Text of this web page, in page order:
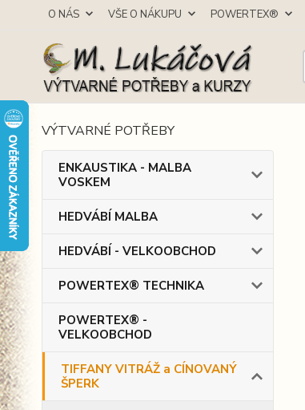
O NÁS VŠE O NÁKUPU POWERTEX®
VÝTVARNÉ POTŘEBY
ENKAUSTIKA - MALBA
VOSKEM
HEDVÁBÍ MALBA
HEDVÁBÍ - VELKOOBCHOD
POWERTEX® TECHNIKA
POWERTEX® -
VELKOOBCHOD
TIFFANY VITRÁŽ a CÍNOVANÝ
ŠPERK